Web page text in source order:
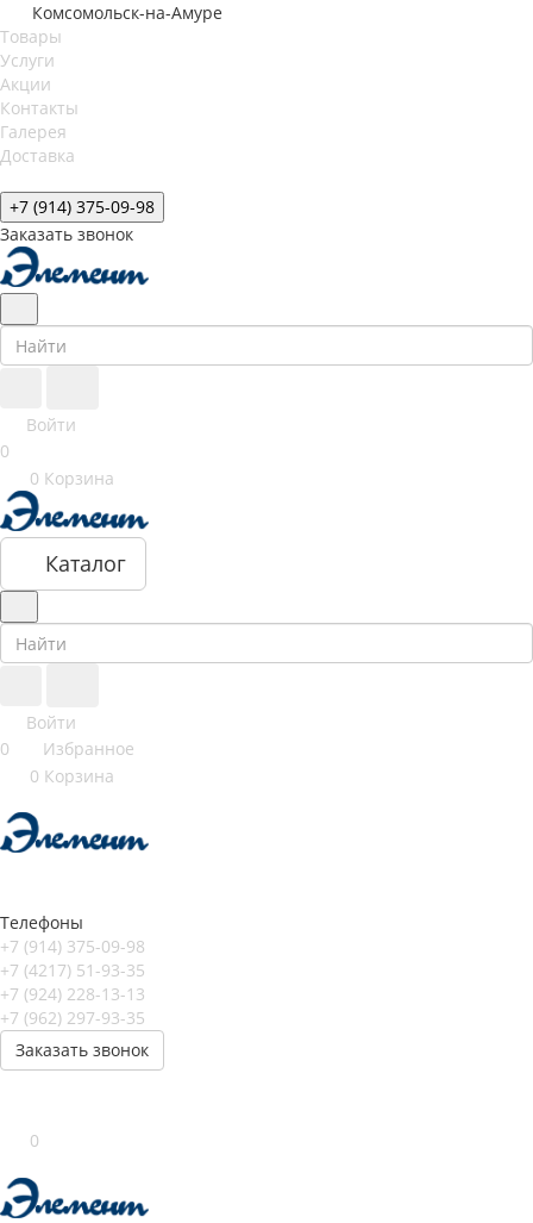
Комсомольск-на-Амуре
Товары
Услуги
Акции
Контакты
Галерея
Доставка
+7 (914) 375-09-98
Заказать звонок
Войти
0
0 Корзина
Каталог
Войти
0
Избранное
0 Корзина
Телефоны
+7 (914) 375-09-98
+7 (4217) 51-93-35
+7 (924) 228-13-13
+7 (962) 297-93-35
Заказать звонок
0